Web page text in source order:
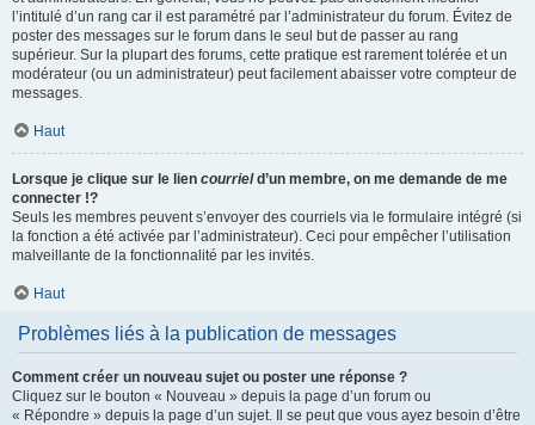
l’intitulé d’un rang car il est paramétré par l’administrateur du forum. Évitez de
poster des messages sur le forum dans le seul but de passer au rang
supérieur. Sur la plupart des forums, cette pratique est rarement tolérée et un
modérateur (ou un administrateur) peut facilement abaisser votre compteur de
messages.
Haut
Lorsque je clique sur le lien courrield’un membre, on me demande de me
connecter !?
Seuls les membres peuvent s’envoyer des courriels via le formulaire intégré (si
la fonction a été activée par l’administrateur). Ceci pour empêcher l’utilisation
malveillante de la fonctionnalité par les invités.
Haut
Problèmes liés à la publication de messages
Comment créer un nouveau sujet ou poster une réponse ?
Cliquez sur le bouton « Nouveau » depuis la page d’un forum ou
« Répondre » depuis la page d’un sujet. Il se peut que vous ayez besoin d’être